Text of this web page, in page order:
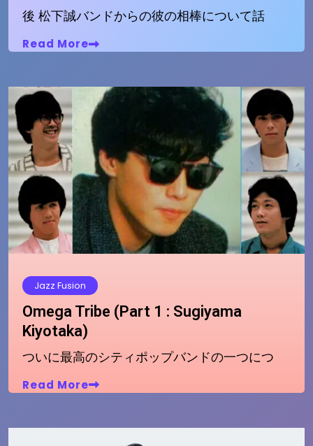
後 松下誠バンドからの彼の相棒について話
Read More
Jazz Fusion
Omega Tribe (Part 1 : Sugiyama
Kiyotaka)
ついに最高のシティポップバンドの一つにつ
Read More